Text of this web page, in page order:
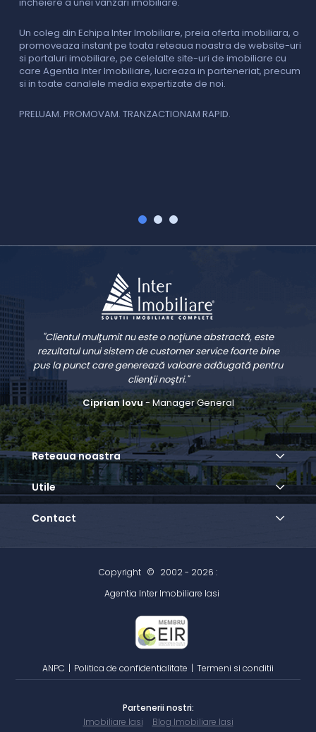
Un coleg din Echipa Inter Imobiliare, preia oferta imobiliara, o
promoveaza instant pe toata reteaua noastra de website-uri
si portaluri imobiliare, pe celelalte site-uri de imobiliare cu
care Agentia Inter Imobiliare, lucreaza in parteneriat, precum
si in toate canalele media expertizate de noi.
PRELUAM. PROMOVAM. TRANZACTIONAM RAPID.
"Clientul mulţumit nu este o noţiune abstractă, este
rezultatul unui sistem de customer service foarte bine
pus la punct care generează valoare adăugată pentru
clienţii noştri."
Ciprian Iovu- Manager General
Reteaua noastra
Utile
Contact
Copyright © 2002 - 2026 :
Agentia Inter Imobiliare Iasi
ANPC | Politica de confidentialitate | Termeni si conditii
Partenerii nostri:
Imobiliare Iasi
Blog Imobiliare Iasi